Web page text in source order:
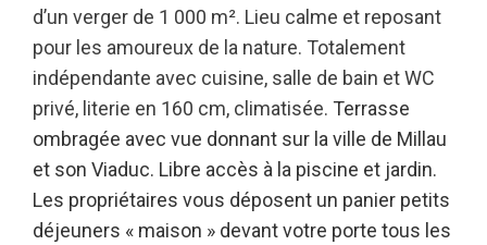
d’un verger de 1 000 m². Lieu calme et reposant
pour les amoureux de la nature. Totalement
indépendante avec cuisine, salle de bain et WC
privé, literie en 160 cm, climatisée. Terrasse
ombragée avec vue donnant sur la ville de Millau
et son Viaduc. Libre accès à la piscine et jardin.
Les propriétaires vous déposent un panier petits
déjeuners « maison » devant votre porte tous les